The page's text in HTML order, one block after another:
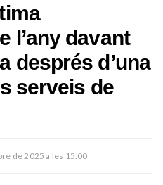
l’any davant
després d’una
serveis de
de 2025 a les 15:00